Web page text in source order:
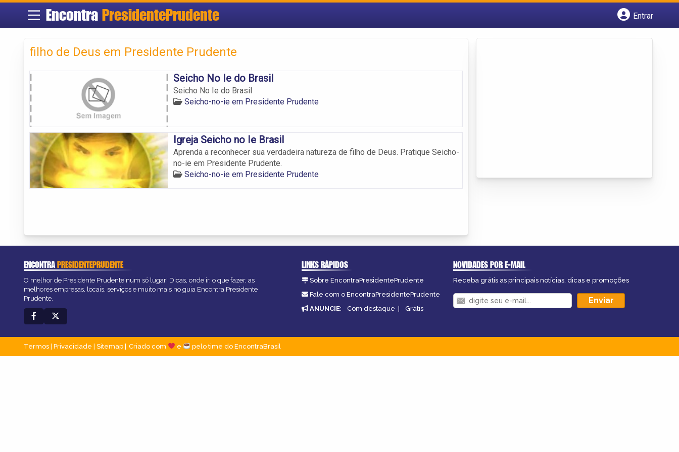
Encontra PresidentePrudente
Entrar
filho de Deus em Presidente Prudente
Seicho No Ie do Brasil
Seicho No Ie do Brasil
Seicho-no-ie em Presidente Prudente
Igreja Seicho no Ie Brasil
Aprenda a reconhecer sua verdadeira natureza de filho de Deus. Pratique Seicho-
no-ie em Presidente Prudente.
Seicho-no-ie em Presidente Prudente
ENCONTRAPRESIDENTEPRUDENTE
O melhor de Presidente Prudente num só lugar! Dicas, onde ir, o que fazer, as
melhores empresas, locais, serviços e muito mais no guia Encontra Presidente
Prudente.
LINKS RÁPIDOS
Sobre EncontraPresidentePrudente
Fale com o EncontraPresidentePrudente
ANUNCIE: Com destaque | Grátis
NOVIDADES POR E-MAIL
Receba grátis as principais notícias, dicas e promoções
Termos | Privacidade | Sitemap Criado com e pelo time do EncontraBrasil